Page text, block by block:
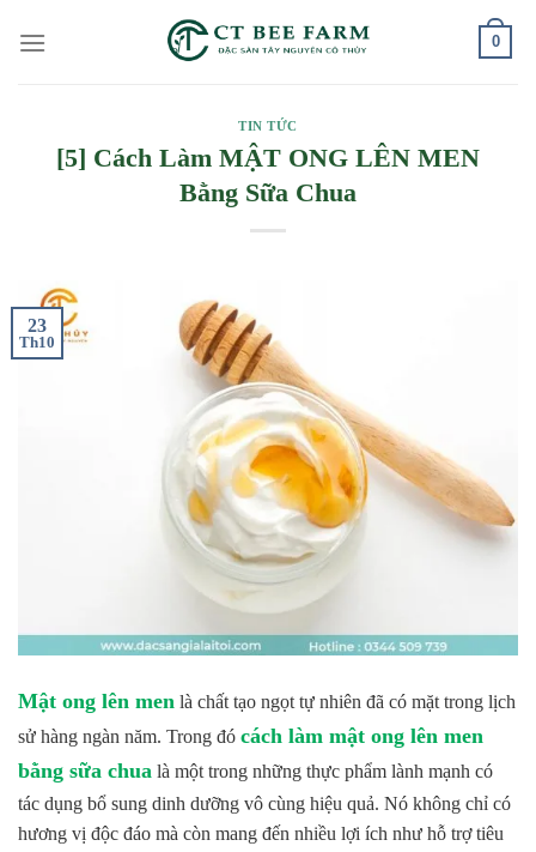
0
TIN TỨC
[5] Cách Làm MẬT ONG LÊN MEN
Bằng Sữa Chua
23
Th10
Mật ong lên men là chất tạo ngọt tự nhiên đã có mặt trong lịch
sử hàng ngàn năm. Trong đó cách làm mật ong lên men
bằng sữa chua là một trong những thực phẩm lành mạnh có
tác dụng bổ sung dinh dưỡng vô cùng hiệu quả. Nó không chỉ có
hương vị độc đáo mà còn mang đến nhiều lợi ích như hỗ trợ tiêu